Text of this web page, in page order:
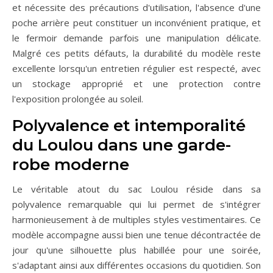
et nécessite des précautions d'utilisation, l'absence d'une
poche arrière peut constituer un inconvénient pratique, et
le fermoir demande parfois une manipulation délicate.
Malgré ces petits défauts, la durabilité du modèle reste
excellente lorsqu'un entretien régulier est respecté, avec
un stockage approprié et une protection contre
l'exposition prolongée au soleil.
Polyvalence et intemporalité
du Loulou dans une garde-
robe moderne
Le véritable atout du sac Loulou réside dans sa
polyvalence remarquable qui lui permet de s'intégrer
harmonieusement à de multiples styles vestimentaires. Ce
modèle accompagne aussi bien une tenue décontractée de
jour qu'une silhouette plus habillée pour une soirée,
s'adaptant ainsi aux différentes occasions du quotidien. Son